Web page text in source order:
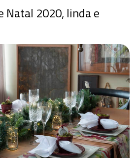
Natal 2020, linda e